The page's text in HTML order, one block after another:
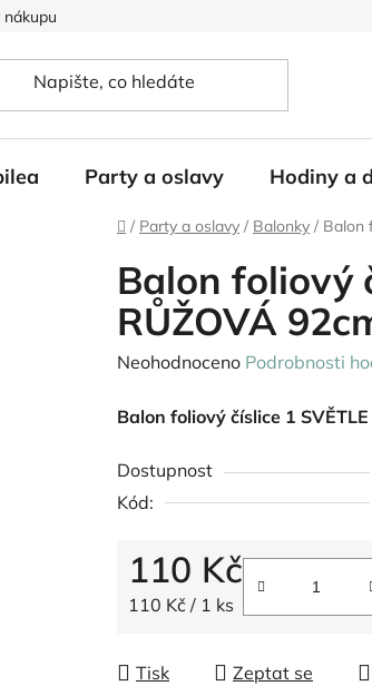
nákupu
Party a oslavy Hodiny a
Domů
/ Party a oslavy / Balonky / Balon
Balon foliový
RŮŽOVÁ
Průměrné
produktu
0,0
z
hvězdiček.
Neohodnoceno Podrobnosti
Balon foliový číslice 1
Dostupnost
Kód:
110 Kč
Měrná cena:
110 Kč / 1 ks
Tisk Zeptat se